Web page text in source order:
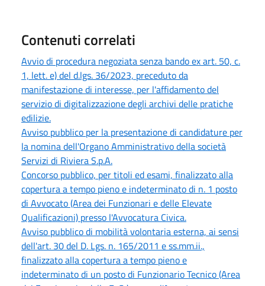
Contenuti correlati
Avvio di procedura negoziata senza bando ex art. 50, c.
1, lett. e) del d.lgs. 36/2023, preceduto da
manifestazione di interesse, per l'affidamento del
servizio di digitalizzazione degli archivi delle pratiche
edilizie.
Avviso pubblico per la presentazione di candidature per
la nomina dell'Organo Amministrativo della società
Servizi di Riviera S.p.A.
Concorso pubblico, per titoli ed esami, finalizzato alla
copertura a tempo pieno e indeterminato di n. 1 posto
di Avvocato (Area dei Funzionari e delle Elevate
Qualificazioni) presso l'Avvocatura Civica.
Avviso pubblico di mobilità volontaria esterna, ai sensi
dell'art. 30 del D. Lgs. n. 165/2011 e ss.mm.ii.,
finalizzato alla copertura a tempo pieno e
indeterminato di un posto di Funzionario Tecnico (Area